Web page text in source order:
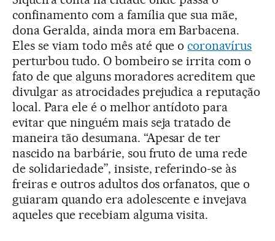
confinamento com a família que sua mãe,
dona Geralda, ainda mora em Barbacena.
Eles se viam todo mês até que ocoronavírus
perturbou tudo. O bombeiro se irrita com o
fato de que alguns moradores acreditem que
divulgar as atrocidades prejudica a reputação
local. Para ele é o melhor antídoto para
evitar que ninguém mais seja tratado de
maneira tão desumana. “Apesar de ter
nascido na barbárie, sou fruto de uma rede
de solidariedade”, insiste, referindo-se às
freiras e outros adultos dos orfanatos, que o
guiaram quando era adolescente e invejava
aqueles que recebiam alguma visita.